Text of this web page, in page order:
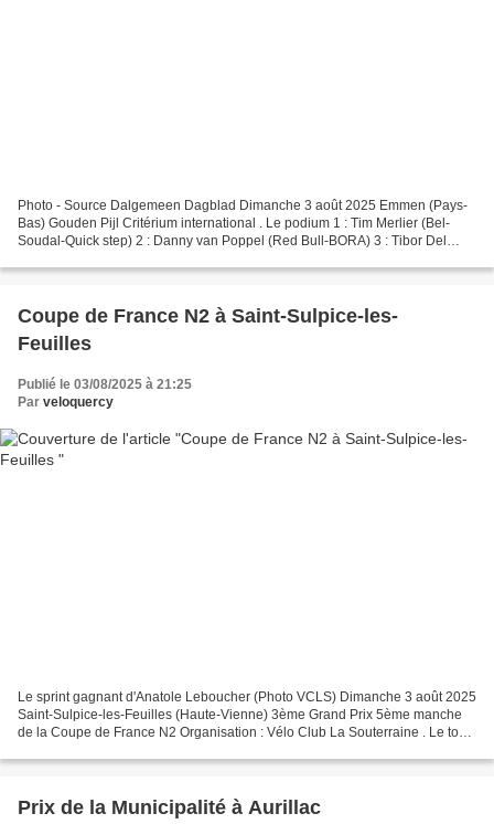
Photo - Source Dalgemeen Dagblad Dimanche 3 août 2025 Emmen (Pays-
Bas) Gouden Pijl Critérium international . Le podium 1 : Tim Merlier (Bel-
Soudal-Quick step) 2 : Danny van Poppel (Red Bull-BORA) 3 : Tibor Del
Coupe de France N2 à Saint-Sulpice-les-
Feuilles
Publié le 03/08/2025 à 21:25
Par veloquercy
Le sprint gagnant d'Anatole Leboucher (Photo VCLS) Dimanche 3 août 2025
Saint-Sulpice-les-Feuilles (Haute-Vienne) 3ème Grand Prix 5ème manche
de la Coupe de France N2 Organisation : Vélo Club La Souterraine . Le top
Prix de la Municipalité à Aurillac